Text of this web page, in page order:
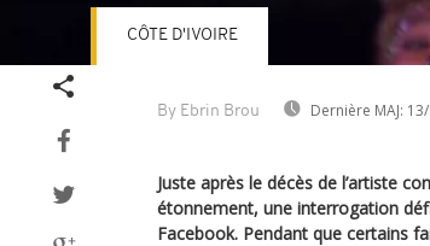
By Ebrin Brou Dernière MAJ:
CÔTE D'IVOIRE
Juste après le décès de l’artiste
étonnement, une interrogation
Facebook. Pendant que certains